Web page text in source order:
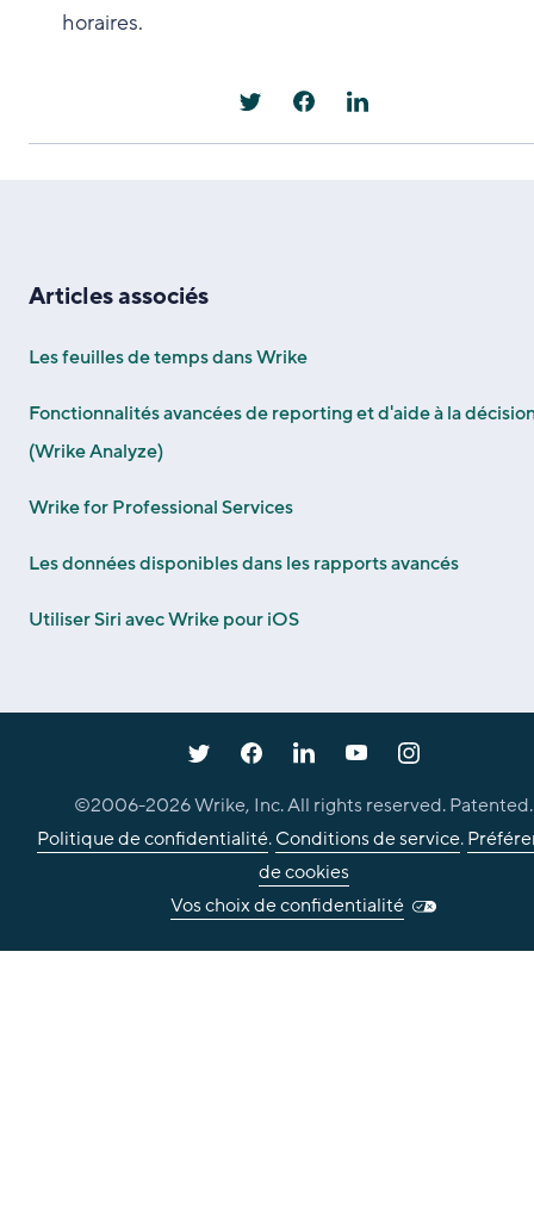
horaires.
Articles associés
Les feuilles de temps dans Wrike
Fonctionnalités avancées de reporting et d'aide à la
(Wrike Analyze)
Wrike for Professional Services
Les données disponibles dans les rapports avancés
Utiliser Siri avec Wrike pour iOS
©2006-2026Wrike, Inc. All rights reserved. Patented.
Politique de confidentialité.Conditions de service.
de cookies
Vos choix de confidentialité